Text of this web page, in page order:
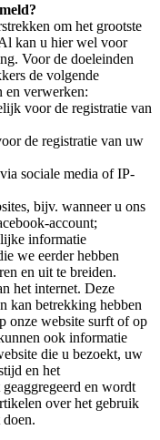
om het grootste
kan u hier wel voor
Voor de doeleinden
de volgende
en verwerken:
voor de registratie van
de registratie van uw
sociale media of IP-
bijv. wanneer u ons
account;
informatie
we eerder hebben
en uit te breiden.
het internet. Deze
kan betrekking hebben
onze website surft of op
ook informatie
die u bezoekt, uw
en het
en wordt
over het gebruik